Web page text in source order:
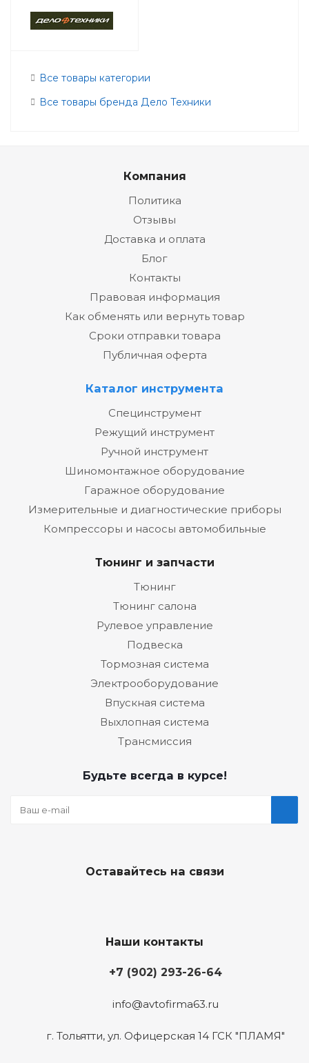
Все товары категории
Все товары бренда Дело Техники
Компания
Политика
Отзывы
Доставка и оплата
Блог
Контакты
Правовая информация
Как обменять или вернуть товар
Сроки отправки товара
Публичная оферта
Каталог инструмента
Специнструмент
Режущий инструмент
Ручной инструмент
Шиномонтажное оборудование
Гаражное оборудование
Измерительные и диагностические приборы
Компрессоры и насосы автомобильные
Тюнинг и запчасти
Тюнинг
Тюнинг салона
Рулевое управление
Подвеска
Тормозная система
Электрооборудование
Впускная система
Выхлопная система
Трансмиссия
Будьте всегда в курсе!
Оставайтесь на связи
Наши контакты
+7 (902) 293-26-64
info@avtofirma63.ru
г. Тольятти, ул. Офицерская 14 ГСК "ПЛАМЯ"